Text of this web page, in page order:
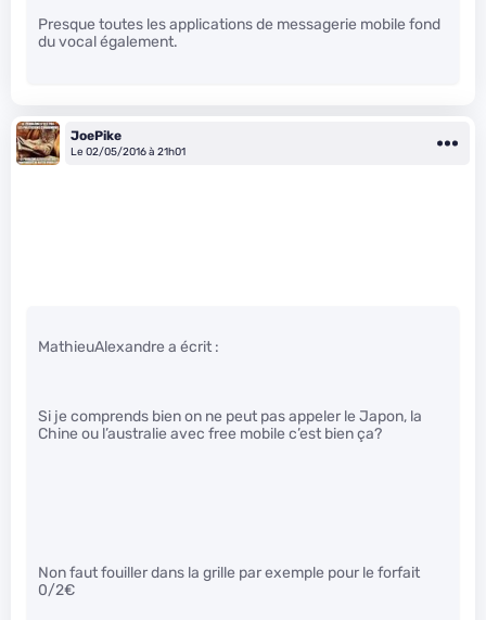
Presque toutes les applications de messagerie mobile fond
du vocal également.
JoePike
Le 02/05/2016 à 21h01
MathieuAlexandre a écrit :
Si je comprends bien on ne peut pas appeler le Japon, la
Chine ou l’australie avec free mobile c’est bien ça?
Non faut fouiller dans la grille par exemple pour le forfait
0/2€